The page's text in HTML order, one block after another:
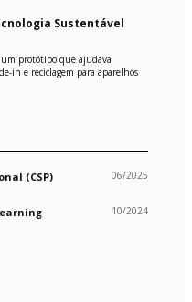
Sustentável
protótipo que ajudava
in e reciclagem para aparelhos
(CSP) 06/2025
10/2024